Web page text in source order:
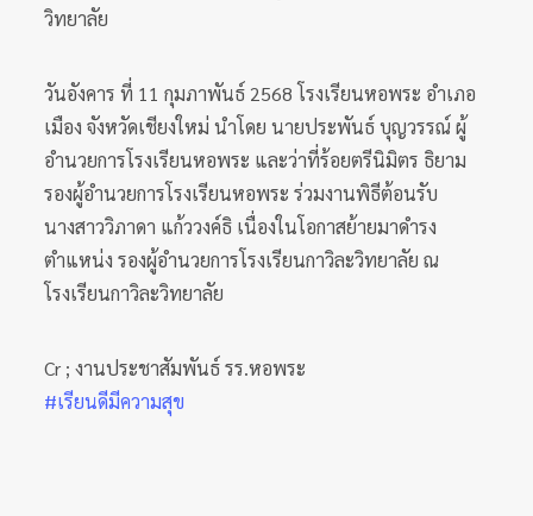
วิทยาลัย
วันอังคาร ที่ 11 กุมภาพันธ์ 2568 โรงเรียนหอพระ อำเภอ
เมือง จังหวัดเชียงใหม่ นำโดย นายประพันธ์ บุญวรรณ์ ผู้
อำนวยการโรงเรียนหอพระ และว่าที่ร้อยตรีนิมิตร ธิยาม
รองผู้อำนวยการโรงเรียนหอพระ ร่วมงานพิธีต้อนรับ
นางสาววิภาดา แก้ววงค์ธิ เนื่องในโอกาสย้ายมาดำรง
ตำแหน่ง รองผู้อำนวยการโรงเรียนกาวิละวิทยาลัย ณ
โรงเรียนกาวิละวิทยาลัย
Cr ; งานประชาสัมพันธ์ รร.หอพระ
#เรียนดีมีความสุข